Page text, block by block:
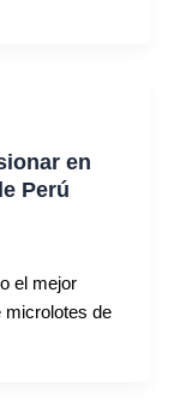
en
Perú
el mejor
microlotes de